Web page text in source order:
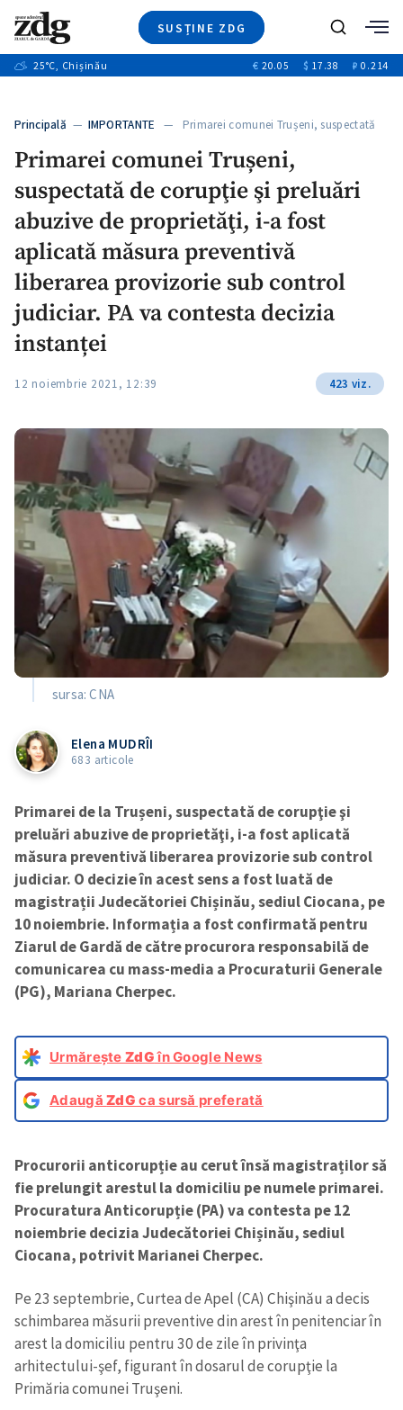
SUSȚINE ZDG
Ştiri
+13
Video
Special
Blog
Caută
25°C, Chișinău € 20.05 $ 17.38 ₽ 0.214
Principală — IMPORTANTE — Primarei comunei Trușeni, suspectată
Primarei comunei Trușeni,
suspectată de corupţie şi preluări
abuzive de proprietăţi, i-a fost
aplicată măsura preventivă
liberarea provizorie sub control
judiciar. PA va contesta decizia
instanței
12 noiembrie 2021, 12:39 423 viz.
sursa: CNA
Elena MUDRÎI
683 articole
Primarei de la Trușeni, suspectată de corupţie şi
preluări abuzive de proprietăţi, i-a fost aplicată
măsura preventivă liberarea provizorie sub control
judiciar. O decizie în acest sens a fost luată de
magistrații Judecătoriei Chișinău, sediul Ciocana, pe
10 noiembrie. Informația a fost confirmată pentru
Ziarul de Gardă de către procurora responsabilă de
comunicarea cu mass-media a Procuraturii Generale
(PG), Mariana Cherpec.
Urmărește ZdGîn Google News
AdaugăZdG ca sursă preferată
Procurorii anticorupție au cerut însă magistraților să
fie prelungit arestul la domiciliu pe numele primarei.
Procuratura Anticorupție (PA) va contesta pe 12
noiembrie decizia Judecătoriei Chișinău, sediul
Ciocana, potrivit Marianei Cherpec.
Pe 23 septembrie, Curtea de Apel (CA) Chişinău a decis
schimbarea măsurii preventive din arest în penitenciar în
arest la domiciliu pentru 30 de zile în privinţa
arhitectului-şef, figurant în dosarul de corupţie la
Primăria comunei Truşeni.